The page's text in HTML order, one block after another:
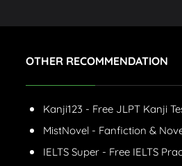
OTHER RECOMMENDATION
Kanji123 - Free JLPT Kanji
MistNovel - Fanfiction &
IELTS Super - Free IELTS